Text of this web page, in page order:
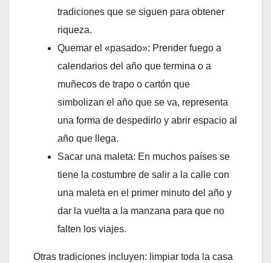
tradiciones que se siguen para obtener
riqueza.
Quemar el «pasado»: Prender fuego a
calendarios del año que termina o a
muñecos de trapo o cartón que
simbolizan el año que se va, representa
una forma de despedirlo y abrir espacio al
año que llega.
Sacar una maleta: En muchos países se
tiene la costumbre de salir a la calle con
una maleta en el primer minuto del año y
dar la vuelta a la manzana para que no
falten los viajes.
Otras tradiciones incluyen: limpiar toda la casa